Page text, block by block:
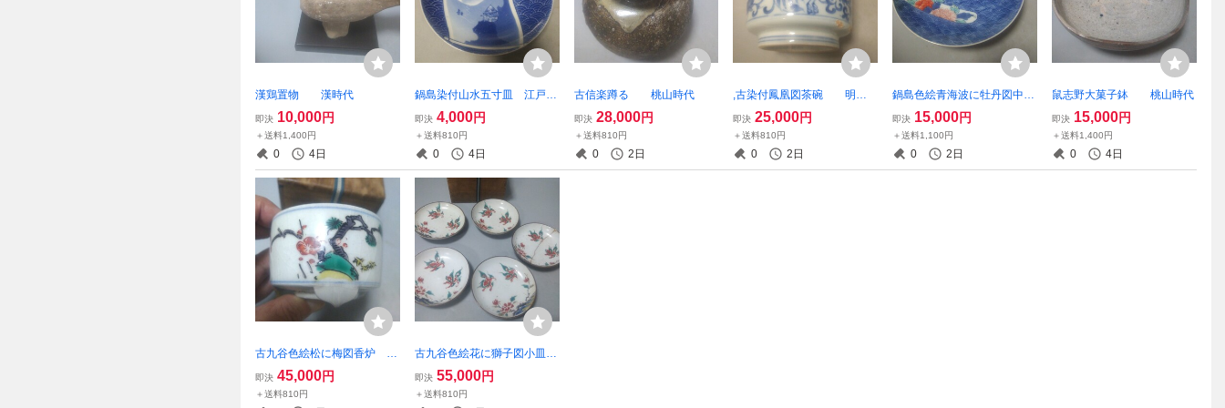
漢鶏置物 漢時代
即決 10,000円
＋送料1,400円
0 4日
鍋島染付山水五寸皿 江戸後
即決 4,000円
＋送料810円
0 4日
古信楽蹲る 桃山時代
即決 28,000円
＋送料810円
0 2日
,古染付鳳凰図茶碗 明時
即決 25,000円
＋送料810円
0 2日
鍋島色絵青海波に牡丹図中
皿 江戸中期
即決 15,000円
＋送料1,100円
0 2日
鼠志野大菓子鉢 桃山時代
即決 15,000円
＋送料1,400円
0 4日
古九谷色絵松に梅図香炉 江
戸前期
即決 45,000円
＋送料810円
古九谷色絵花に獅子図小皿五
客 江戸初期
即決 55,000円
＋送料810円